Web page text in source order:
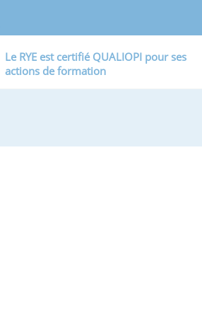
Le RYE est certifié QUALIOPI pour ses
actions de formation